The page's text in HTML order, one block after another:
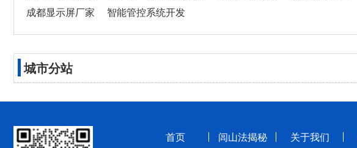
成都显示屏厂家
智能管控系统开发
城市分站
首页 闾山法揭秘 关于我们